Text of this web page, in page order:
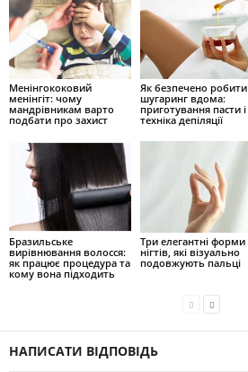
Менінгококовий
менінгіт: чому
мандрівникам варто
подбати про захист
Як безпечено робити
шугаринг вдома:
приготування пасти і
техніка депіляції
Бразильське
вирівнювання волосся:
як працює процедура та
кому вона підходить
Три елегантні форми
нігтів, які візуально
подовжують пальці
НАПИСАТИ ВІДПОВІДЬ